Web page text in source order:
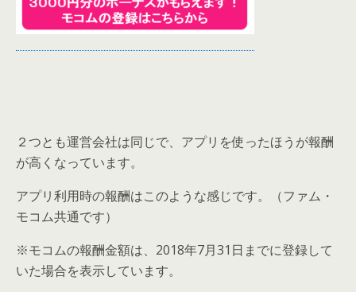
２つとも運営会社は同じで、 アプリを使ったほうが報酬
が高くなっています。
アプリ利用時の報酬はこのような感じです。（ファム・
モコム共通です）
※モコムの報酬金額は、2018年7月31日までに登録して
いた場合を表示しています。